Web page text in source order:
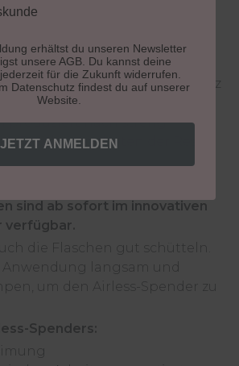
schnelle Aufnahme und
langanhaltende Farbbrillanz
Nacharbeit
produziert nach streng
Reinheitsgeboten der Resap
sind ab sofort im innovativen
verfügbar.
die Flaschen gut schütteln.
Anwendung langsam und
um den Airless-Spender zu
Spenders:
erhältst du unseren Newsletter
unsere AGB. Du kannst deine
für die Zukunft widerrufen.
Datenschutz findest du auf unserer
Website.
JETZT ANMELDEN